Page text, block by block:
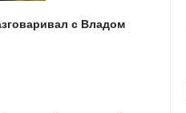
с Владом